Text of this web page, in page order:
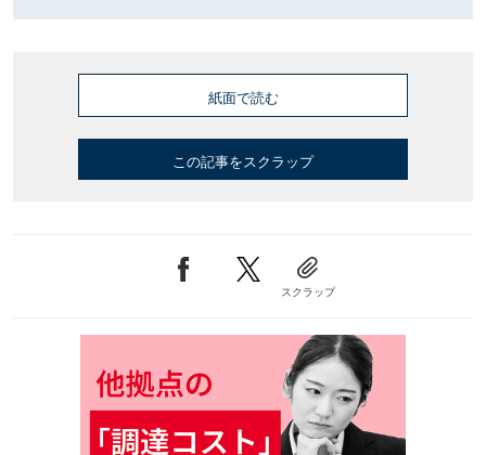
紙面で読む
この記事をスクラップ
スクラップ